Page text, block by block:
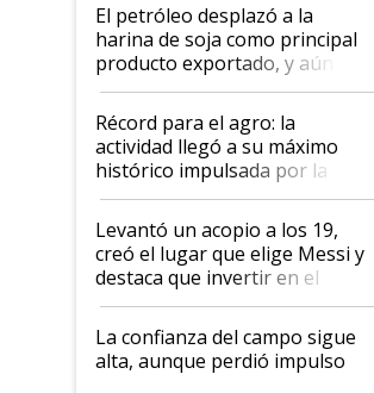
El petróleo desplazó a la
harina de soja como principal
producto exportado, y aún así
el agro aportó casi seis de cada
diez dólares y sostuvo el
liderazgo en un semestre
récord
Récord para el agro: la
actividad llegó a su máximo
histórico impulsada por la
cosecha y las exportaciones
Levantó un acopio a los 19,
creó el lugar que elige Messi y
destaca que invertir en el
kirchnerismo era como "darle
plata a un hijo para droga":
Juan Félix Rossetti, el libertario
que de una dura crisis salió
La confianza del campo sigue
alta, aunque perdió impulso